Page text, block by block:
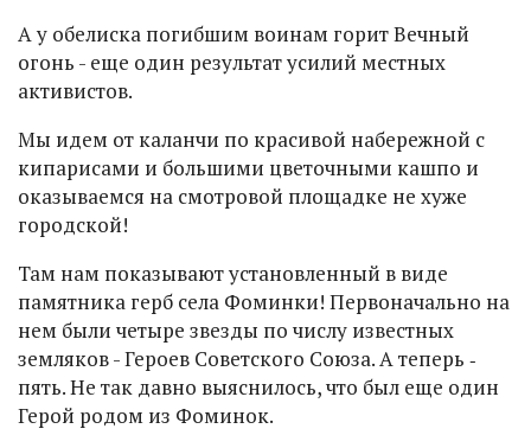
А у обелиска погибшим воинам горит Вечный
огонь - еще один результат усилий местных
активистов.
Мы идем от каланчи по красивой набережной с
кипарисами и большими цветочными кашпо и
оказываемся на смотровой площадке не хуже
городской!
Там нам показывают установленный в виде
памятника герб села Фоминки! Первоначально на
нем были четыре звезды по числу известных
земляков - Героев Советского Союза. А теперь ‑
пять. Не так давно выяснилось, что был еще один
Герой родом из Фоминок.